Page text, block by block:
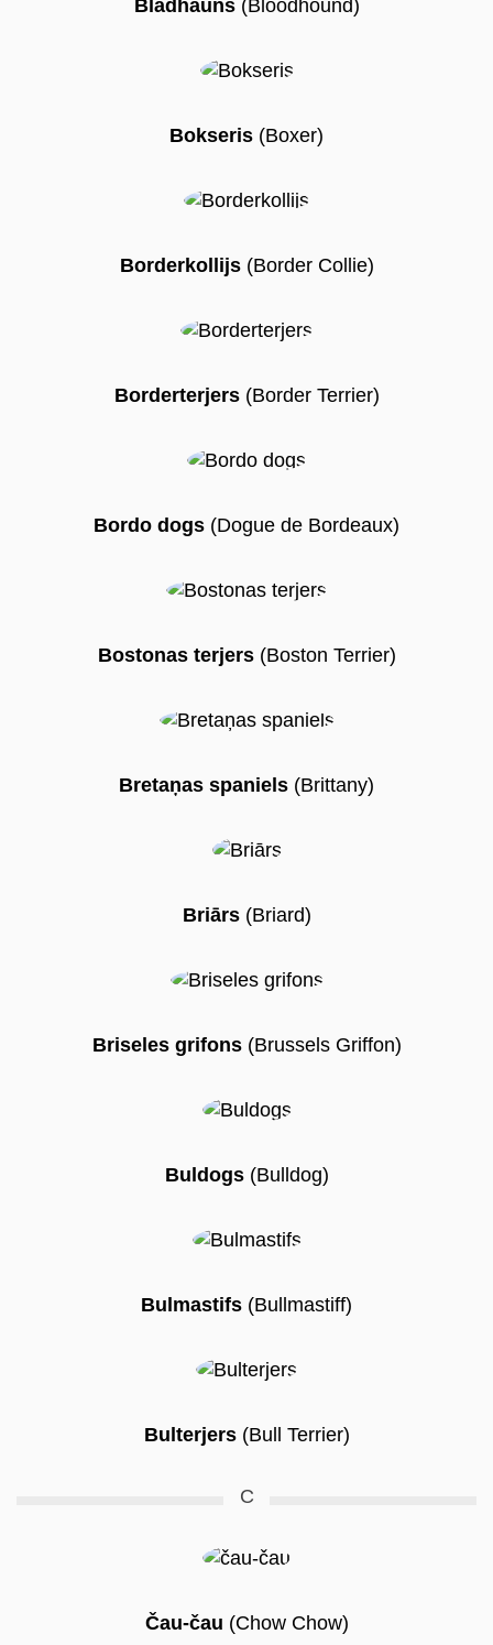
Bladhauns(Bloodhound)
Bokseris (Boxer)
Borderkollijs(Border Collie)
Borderterjers(Border Terrier)
Bordo dogs (Dogue de Bordeaux)
Bostonas terjers(Boston Terrier)
Bretaņas spaniels (Brittany)
Briārs(Briard)
Briseles grifons(Brussels Griffon)
Buldogs(Bulldog)
Bulmastifs (Bullmastiff)
Bulterjers(Bull Terrier)
C
Čau-čau (Chow Chow)